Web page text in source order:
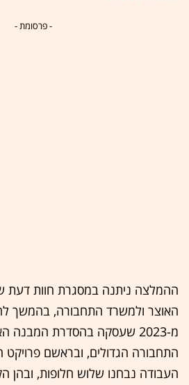
- פרסומת -
ההמלצה ניתנה במסגרת חוות
האוצר ולמשרד התחבורה, בהמשך
מ-2023 שעסקה בהסדרת המבנה
התחבורה הגדולים, ובראשם
העבודה נבחנו שלוש חלופות,